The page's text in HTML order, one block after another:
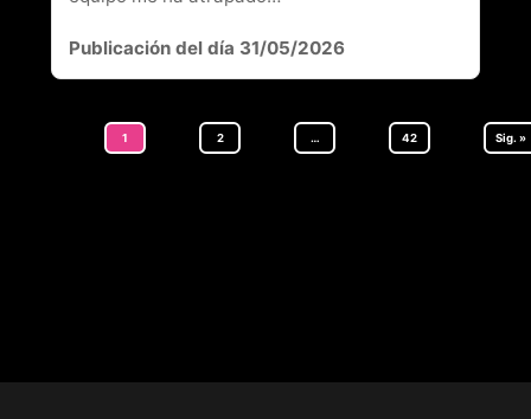
Publicación del día 31/05/2026
1 2 … 42 Sig. »